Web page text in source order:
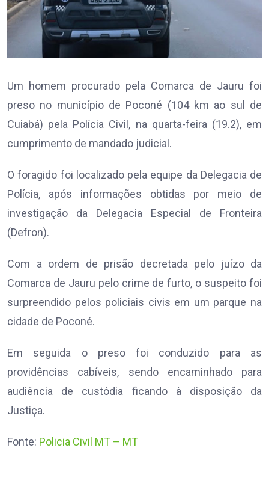
Um homem procurado pela Comarca de Jauru foi
preso no município de Poconé (104 km ao sul de
Cuiabá) pela Polícia Civil, na quarta-feira (19.2), em
cumprimento de mandado judicial.
O foragido foi localizado pela equipe da Delegacia de
Polícia, após informações obtidas por meio de
investigação da Delegacia Especial de Fronteira
(Defron).
Com a ordem de prisão decretada pelo juízo da
Comarca de Jauru pelo crime de furto, o suspeito foi
surpreendido pelos policiais civis em um parque na
cidade de Poconé.
Em seguida o preso foi conduzido para as
providências cabíveis, sendo encaminhado para
audiência de custódia ficando à disposição da
Justiça.
Fonte: Policia Civil MT – MT